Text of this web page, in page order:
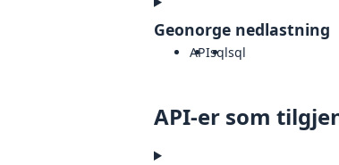
Geonorge nedlastning
APIsqlsql
API-er som